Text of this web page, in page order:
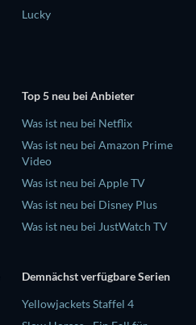
Lucky
Top 5 neu bei Anbieter
Was ist neu bei Netflix
Was ist neu bei Amazon Prime
Video
Was ist neu bei Apple TV
Was ist neu bei Disney Plus
Was ist neu bei JustWatch TV
Demnächst verfügbare Serien
Yellowjackets Staffel 4